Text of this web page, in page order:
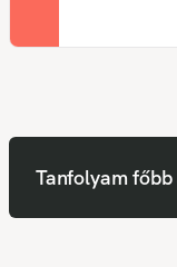
Tanfolyam